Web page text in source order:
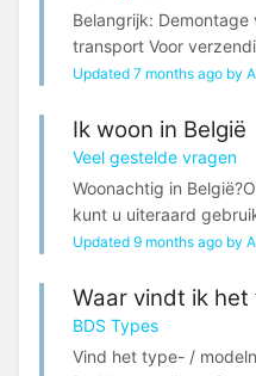
Belangrijk:
transport Voor
Updated 7 months ago by
Ik woon in België
Veel gestelde vragen
Woonachtig in
kunt u uiteraard
Updated 9 months ago by
Waar vindt ik het
BDS Types
Vind het type- /